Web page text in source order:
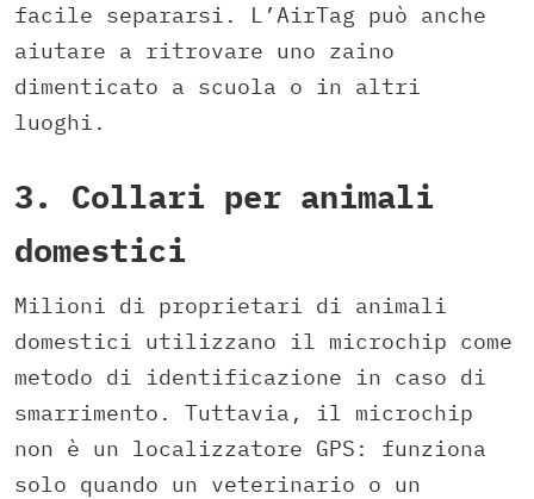
facile separarsi. L’AirTag può anche
aiutare a ritrovare uno zaino
dimenticato a scuola o in altri
luoghi.
3. Collari per animali
domestici
Milioni di proprietari di animali
domestici utilizzano il microchip come
metodo di identificazione in caso di
smarrimento. Tuttavia, il microchip
non è un localizzatore GPS: funziona
solo quando un veterinario o un